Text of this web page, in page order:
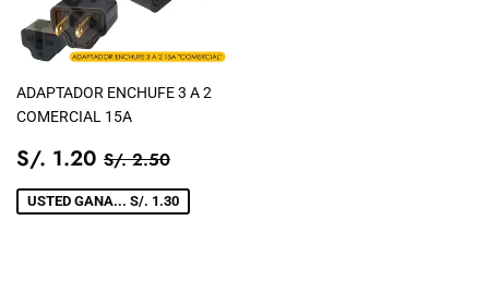
ADAPTADOR ENCHUFE 3 A 2
COMERCIAL 15A
PRECIO
DE
VENTA
S/. 1.20 S/.
1.20
PRECIO TIENDA
S/. 2.50
USTED GANA... S/. 1.30